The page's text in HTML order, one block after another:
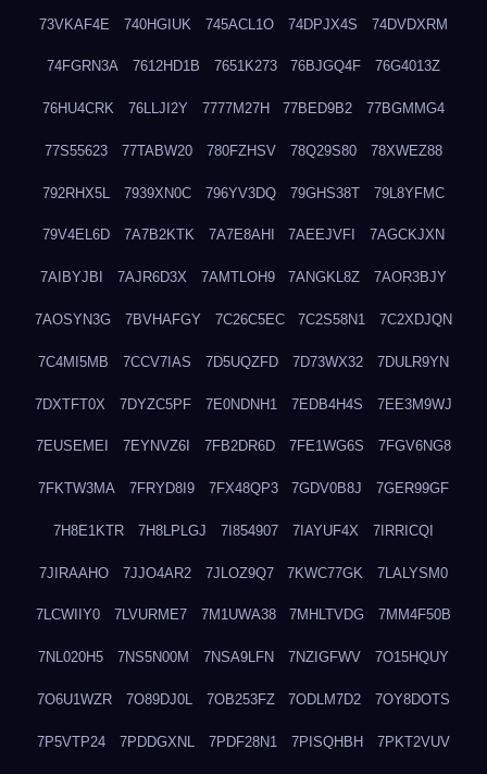
73VKAF4E 740HGIUK 745ACL1O 74DPJX4S 74DVDXRM
74FGRN3A 7612HD1B 7651K273 76BJGQ4F 76G4013Z
76HU4CRK 76LLJI2Y 7777M27H 77BED9B2 77BGMMG4
77S55623 77TABW20 780FZHSV 78Q29S80 78XWEZ88
792RHX5L 7939XN0C 796YV3DQ 79GHS38T 79L8YFMC
79V4EL6D 7A7B2KTK 7A7E8AHI 7AEEJVFI 7AGCKJXN
7AIBYJBI 7AJR6D3X 7AMTLOH9 7ANGKL8Z 7AOR3BJY
7AOSYN3G 7BVHAFGY 7C26C5EC 7C2S58N1 7C2XDJQN
7C4MI5MB 7CCV7IAS 7D5UQZFD 7D73WX32 7DULR9YN
7DXTFT0X 7DYZC5PF 7E0NDNH1 7EDB4H4S 7EE3M9WJ
7EUSEMEI 7EYNVZ6I 7FB2DR6D 7FE1WG6S 7FGV6NG8
7FKTW3MA 7FRYD8I9 7FX48QP3 7GDV0B8J 7GER99GF
7H8E1KTR 7H8LPLGJ 7I854907 7IAYUF4X 7IRRICQI
7JIRAAHO 7JJO4AR2 7JLOZ9Q7 7KWC77GK 7LALYSM0
7LCWIIY0 7LVURME7 7M1UWA38 7MHLTVDG 7MM4F50B
7NL020H5 7NS5N00M 7NSA9LFN 7NZIGFWV 7O15HQUY
7O6U1WZR 7O89DJ0L 7OB253FZ 7ODLM7D2 7OY8DOTS
7P5VTP24 7PDDGXNL 7PDF28N1 7PISQHBH 7PKT2VUV